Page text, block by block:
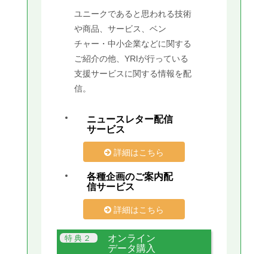
ユニークであると思われる技術
や商品、サービス、ベン
チャー・中小企業などに関する
ご紹介の他、YRIが行っている
支援サービスに関する情報を配
信。
ニュースレター配信
サービス
詳細はこちら
各種企画のご案内配
信サービス
詳細はこちら
オンライン
データ購入